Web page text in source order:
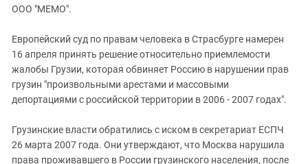
ИНАКОМЫСЛИЕ В ЧЕЧНЕ
ПРЕСЛЕДОВАНИЕ АКТИВИСТОВ
МОБИЛИЗАЦИЯ И ПРОТЕСТЫ
Дагестан
Ингушетия
Кабардино-Балкария
Калмыкия
Карачаево-Черкесия
Нагорный Карабах
Российская Федерация
ООО "МЕМО".
Европейский суд по правам человека в Страсбурге намерен
16 апреля принять решение относительно приемлемости
жалобы Грузии, которая обвиняет Россию в нарушении прав
грузин "произвольными арестами и массовыми
депортациями с российской территории в 2006 - 2007 годах".
Грузинские власти обратились с иском в секретариат ЕСПЧ
26 марта 2007 года. Они утверждают, что Москва нарушила
права проживавшего в России грузинского населения, после